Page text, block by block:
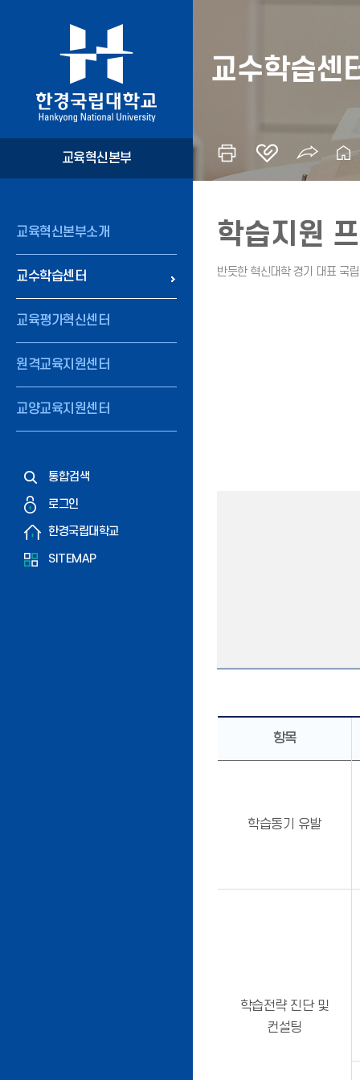
교육혁신본부
교육혁신본부소개
교수학습센터
교육평가혁신센터
원격교육지원센터
교양교육지원센터
통합검색
로그인
한경국립대학교
SITEMAP
교수학습센
학습지원
항목
학습동기 유발
학습전략 진단 및
컨설팅